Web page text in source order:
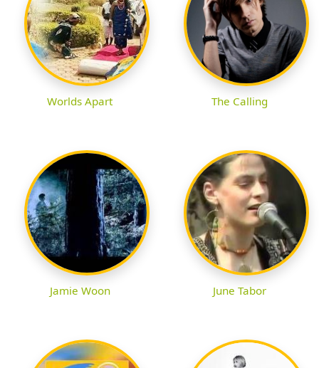
Worlds Apart The Calling
Jamie Woon June Tabor